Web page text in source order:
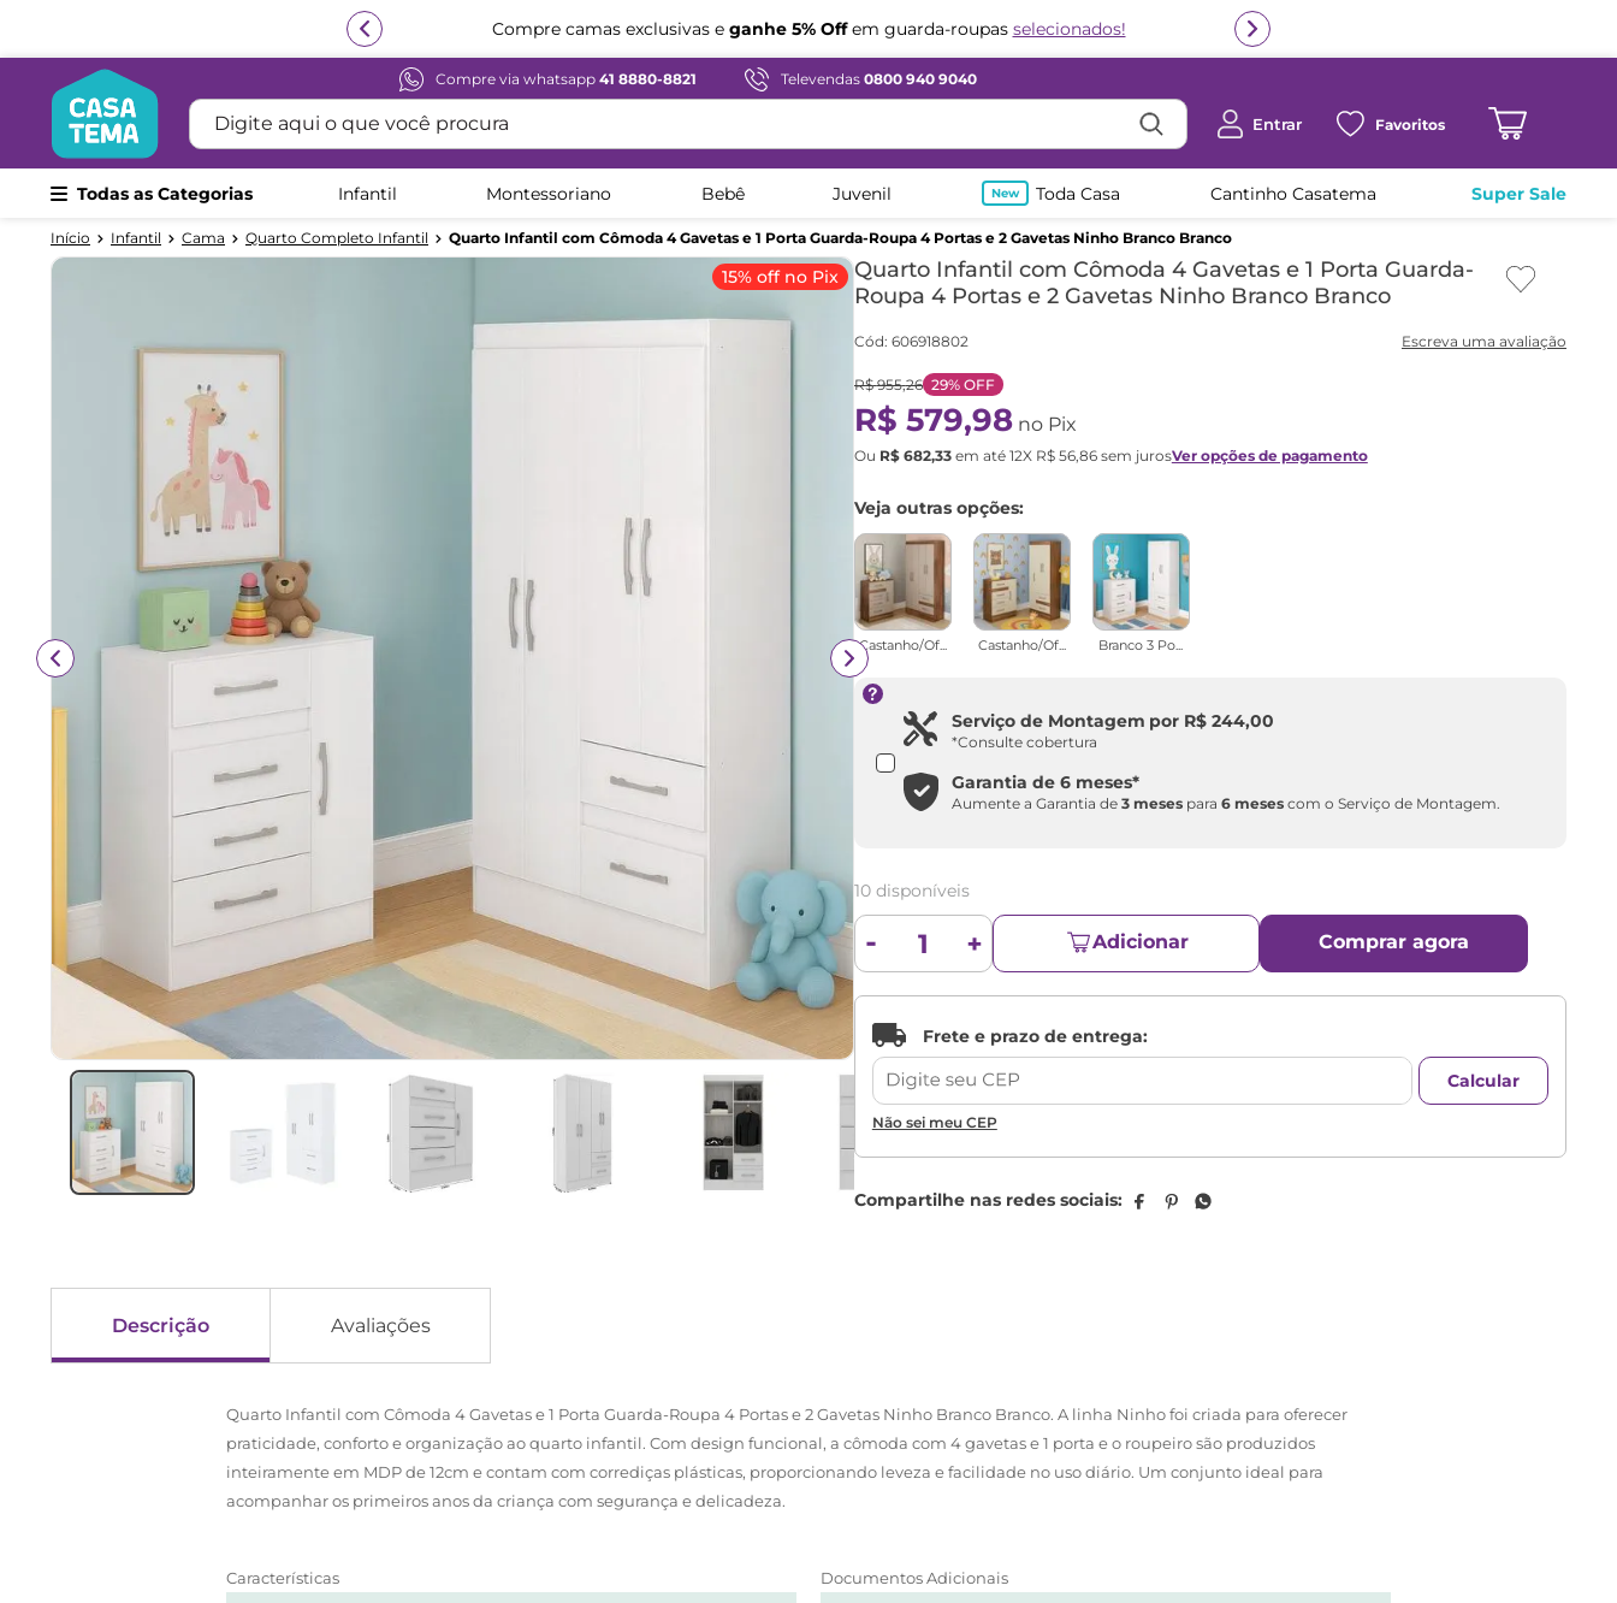
Compre em ate 12x sem juros
Compre via whatsapp 41 8880-8821 Televendas 0800 940 9040
Digite aqui o que você procura
Entrar Favoritos
Todas as Categorias Infantil Montessoriano Bebê Juvenil Toda Casa Cantinho Casatema Super Sale
Infantil Cama Quarto Completo Infantil Quarto Infantil com Cômoda 4 Gavetas e 1 Porta Guarda-Roupa 4 Portas e 2 Gavetas Ninho Branco Branco
15% off no Pix
Quarto Infantil com Cômoda 4 Gavetas e 1 Porta Guarda-
Roupa 4 Portas e 2 Gavetas Ninho Branco Branco
Cód: 606918802
R$ 955,26 29%OFF
R$ 579,98no Pix
Ou R$ 682,33em até 12X R$ 56, 86sem jurosVer opções de pagamento
Veja outras opções:
Castanho/Of... Castanho/Of... Branco 3 Po...
Serviço de Montagem por R$ 244,00
*Consulte cobertura
Garantia de6 meses*
Aumente a Garantia de3 meses para6 meses com o Serviço de Montagem.
10 disponíveis
Adicionar Comprar agora
Não sei meu CEP
Descrição Avaliações
Quarto Infantil com Cômoda 4 Gavetas e 1 Porta Guarda-Roupa 4 Portas e 2 Gavetas Ninho Branco Branco. A linha Ninho foi criada para oferecer
praticidade, conforto e organização ao quarto infantil. Com design funcional, a cômoda com 4 gavetas e 1 porta e o roupeiro são produzidos
inteiramente em MDP de 12cm e contam com corrediças plásticas, proporcionando leveza e facilidade no uso diário. Um conjunto ideal para
acompanhar os primeiros anos da criança com segurança e delicadeza.
Características Documentos Adicionais
Termos mais buscados
beliche
guarda roupa
bicama
aria
cama infantil